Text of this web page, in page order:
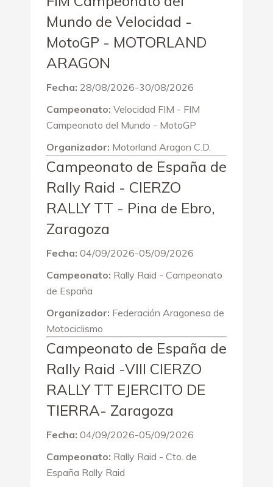
Mundo de Velocidad -
MotoGP - MOTORLAND
ARAGON
Fecha: 28/08/2026-30/08/2026
Campeonato: Velocidad FIM - FIM
Campeonato del Mundo - MotoGP
Organizador: Motorland Aragon C.D.
Campeonato de España de
Rally Raid - CIERZO
RALLY TT - Pina de Ebro,
Zaragoza
Fecha: 04/09/2026-05/09/2026
Campeonato: Rally Raid - Campeonato
de España
Organizador: Federación Aragonesa de
Motociclismo
Campeonato de España de
Rally Raid -VIII CIERZO
RALLY TT EJERCITO DE
TIERRA- Zaragoza
Fecha: 04/09/2026-05/09/2026
Campeonato: Rally Raid - Cto. de
España Rally Raid